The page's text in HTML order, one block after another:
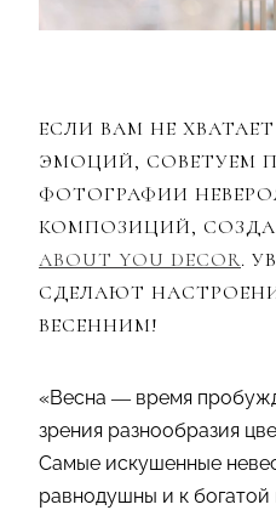
ЕСЛИ ВАМ НЕ
ЭМОЦИЙ, СОВЕТУЕМ
ФОТОГРАФИИ
КОМПОЗИЦИЙ,
ABOUT YOU DЕCOR.
СДЕЛАЮТ
ВЕСЕННИМ!
«Весна — время
зрения разнообразия
Самые искушенные
равнодушны и к богатой